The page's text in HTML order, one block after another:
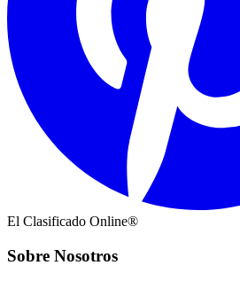
El Clasificado Online®
Sobre Nosotros